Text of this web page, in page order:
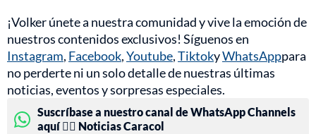
¡Volker únete a nuestra comunidad y vive la emoción de
nuestros contenidos exclusivos! Síguenos en
Instagram, Facebook,Youtube,TiktokyWhatsApppara
no perderte ni un solo detalle de nuestras últimas
noticias, eventos y sorpresas especiales.
Suscríbase a nuestro canal de WhatsApp Channels
aquí 👉🏻 Noticias Caracol